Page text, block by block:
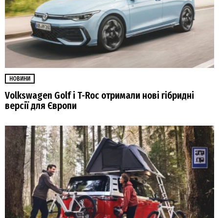
НОВИНИ
Volkswagen Golf і T-Roc отримали нові гібридні
версії для Європи